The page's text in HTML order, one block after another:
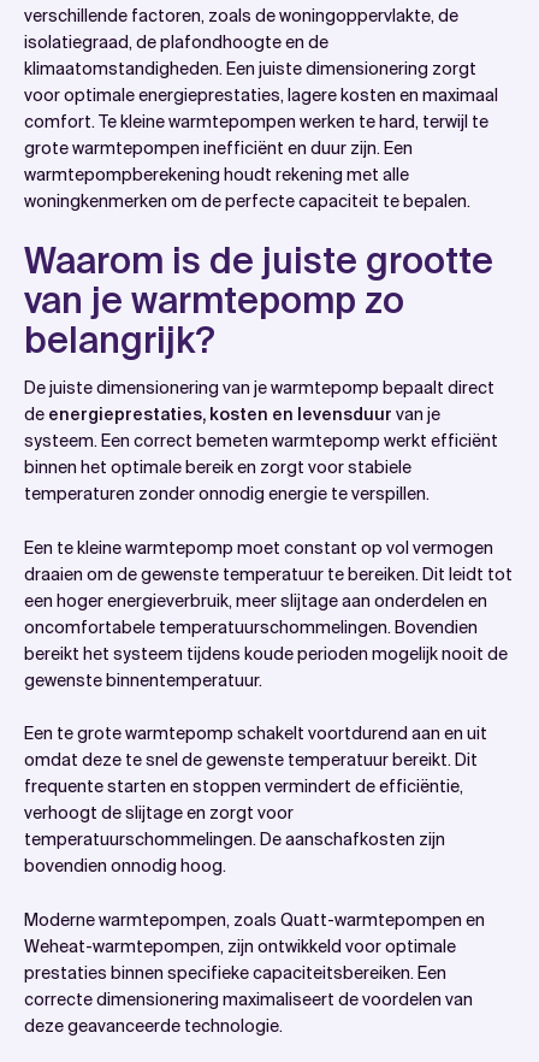
Waarom is de juiste grootte van je warmtepomp zo
belangrijk?
Welke eigenschappen van je woning bepalen de
grootte van je warmtepomp?
Hoe bereken je het benodigde vermogen van een
warmtepomp?
warmtepomp?
Hoe Wattslimmer helpt met
warmtepompdimensionering
Veelgestelde vragen
verschillende factoren, zoals de woningoppervlakte, de
isolatiegraad, de plafondhoogte en de
klimaatomstandigheden. Een juiste dimensionering zorgt
voor optimale energieprestaties, lagere kosten en maximaal
comfort. Te kleine warmtepompen werken te hard, terwijl te
grote warmtepompen inefficiënt en duur zijn. Een
warmtepompberekening houdt rekening met alle
woningkenmerken om de perfecte capaciteit te bepalen.
Waarom is de juiste grootte
van je warmtepomp zo
belangrijk?
De juiste dimensionering van je warmtepomp bepaalt direct
de energieprestaties, kosten en levensduur van je
systeem. Een correct bemeten warmtepomp werkt efficiënt
binnen het optimale bereik en zorgt voor stabiele
temperaturen zonder onnodig energie te verspillen.
Een te kleine warmtepomp moet constant op vol vermogen
draaien om de gewenste temperatuur te bereiken. Dit leidt tot
een hoger energieverbruik, meer slijtage aan onderdelen en
oncomfortabele temperatuurschommelingen. Bovendien
bereikt het systeem tijdens koude perioden mogelijk nooit de
gewenste binnentemperatuur.
Een te grote warmtepomp schakelt voortdurend aan en uit
omdat deze te snel de gewenste temperatuur bereikt. Dit
frequente starten en stoppen vermindert de efficiëntie,
verhoogt de slijtage en zorgt voor
temperatuurschommelingen. De aanschafkosten zijn
bovendien onnodig hoog.
Moderne warmtepompen, zoals Quatt-warmtepompen en
Weheat-warmtepompen, zijn ontwikkeld voor optimale
prestaties binnen specifieke capaciteitsbereiken. Een
correcte dimensionering maximaliseert de voordelen van
deze geavanceerde technologie.